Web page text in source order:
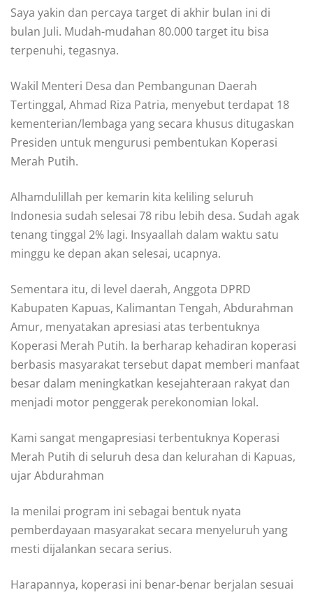
Saya yakin dan percaya target di akhir bulan ini di
bulan Juli. Mudah-mudahan 80.000 target itu bisa
terpenuhi, tegasnya.
Wakil Menteri Desa dan Pembangunan Daerah
Tertinggal, Ahmad Riza Patria, menyebut terdapat 18
kementerian/lembaga yang secara khusus ditugaskan
Presiden untuk mengurusi pembentukan Koperasi
Merah Putih.
Alhamdulillah per kemarin kita keliling seluruh
Indonesia sudah selesai 78 ribu lebih desa. Sudah agak
tenang tinggal 2% lagi. Insyaallah dalam waktu satu
minggu ke depan akan selesai, ucapnya.
Sementara itu, di level daerah, Anggota DPRD
Kabupaten Kapuas, Kalimantan Tengah, Abdurahman
Amur, menyatakan apresiasi atas terbentuknya
Koperasi Merah Putih. Ia berharap kehadiran koperasi
berbasis masyarakat tersebut dapat memberi manfaat
besar dalam meningkatkan kesejahteraan rakyat dan
menjadi motor penggerak perekonomian lokal.
Kami sangat mengapresiasi terbentuknya Koperasi
Merah Putih di seluruh desa dan kelurahan di Kapuas,
ujar Abdurahman
Ia menilai program ini sebagai bentuk nyata
pemberdayaan masyarakat secara menyeluruh yang
mesti dijalankan secara serius.
Harapannya, koperasi ini benar-benar berjalan sesuai